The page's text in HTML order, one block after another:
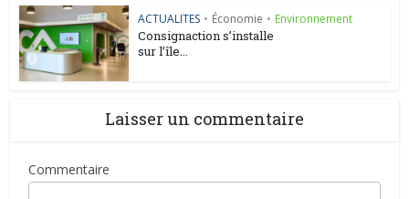
ACTUALITES • Économie • Environnement
Consignaction s’installe
sur l’île...
Laisser un commentaire
Commentaire